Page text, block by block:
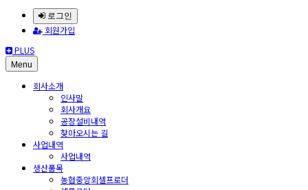
로그인
회원가입
PLUS
Menu
회사소개
인사말
회사개요
공장설비내역
찾아오시는 길
사업내역
사업내역
생산품목
농협중앙회셀프로더